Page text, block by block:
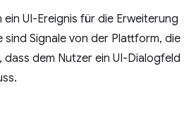
UI-Ereignis für die Erweiterung
sind Signale von der Plattform, die
dass dem Nutzer ein UI-Dialogfeld